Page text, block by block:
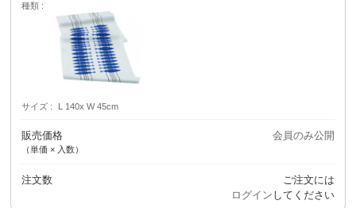
種類
サイズ L 140x W 45cm
販売価格
（単価 × 入数）
会員のみ公開
注文数
ご注文には
ログイン してください